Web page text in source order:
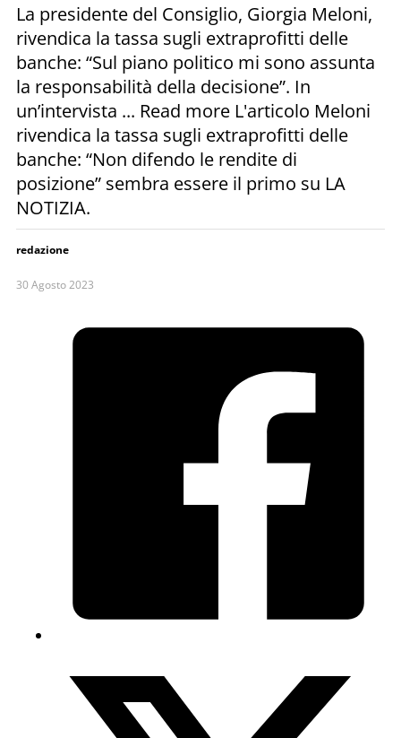
La presidente del Consiglio, Giorgia Meloni,
rivendica la tassa sugli extraprofitti delle
banche: “Sul piano politico mi sono assunta
la responsabilità della decisione”. In
un’intervista ... Read more L'articolo Meloni
rivendica la tassa sugli extraprofitti delle
banche: “Non difendo le rendite di
posizione” sembra essere il primo su LA
NOTIZIA.
redazione
30 Agosto 2023